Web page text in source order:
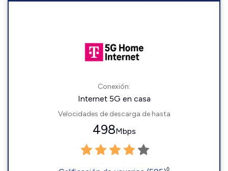
Conexión:
Internet 5G en casa
Velocidades de descarga de hasta
498Mbps